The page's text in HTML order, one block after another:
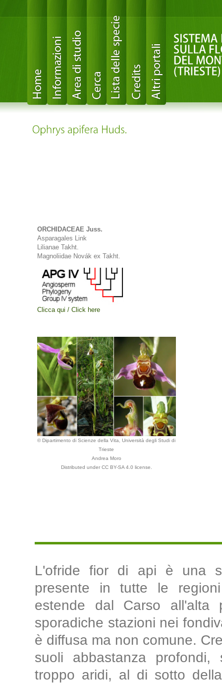
ORCHIDACEAE Juss.
Asparagales Link
Lilianae Takht.
Magnoliidae Novák ex Takht.
Clicca qui / Click here
© Dipartimento di Scienze della Vita, Università degli Studi di
Trieste
Andrea Moro
Distributed under CC BY-SA 4.0 license.
L'ofride fior di api è una
presente in tutte le
estende dal Carso all'alta
sporadiche stazioni nei
è diffusa ma non comune.
suoli abbastanza
troppo aridi, al di sotto